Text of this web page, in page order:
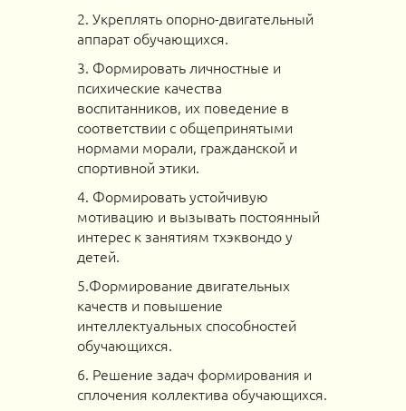
2. Укреплять опорно-двигательный
аппарат обучающихся.
3. Формировать личностные и
психические качества
воспитанников, их поведение в
соответствии с общепринятыми
нормами морали, гражданской и
спортивной этики.
4. Формировать устойчивую
мотивацию и вызывать постоянный
интерес к занятиям тхэквондо у
детей.
5.Формирование двигательных
качеств и повышение
интеллектуальных способностей
обучающихся.
6. Решение задач формирования и
сплочения коллектива обучающихся.